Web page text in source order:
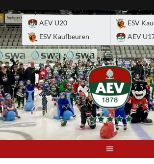
to
content
AEV U20
ESV Kaufbeuren
ESV
AEV